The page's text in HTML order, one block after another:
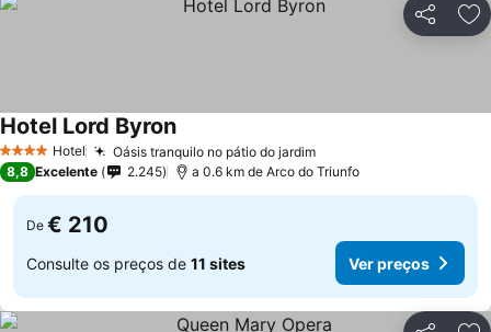
Partilhar
4 EstrelasHotel Oásis tranquilo no pátio do jardim
Hotel Lord Byron
8,8 Excelente 2.245 a 0.6 km de Arco do Triunfo
De € 210
Consulte os preços de 11 sites Ver preços